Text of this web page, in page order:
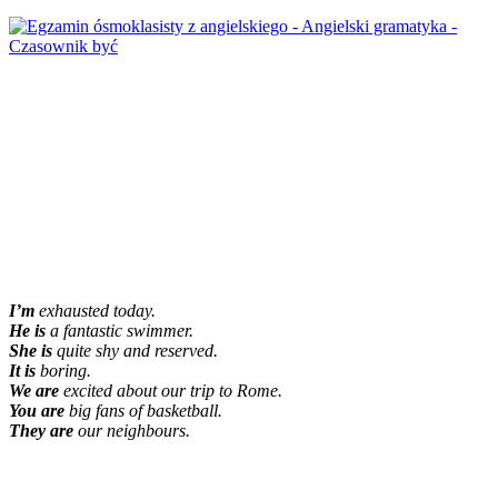
I’m exhausted today.
He is a fantastic swimmer.
She is quite shy and reserved.
It is boring.
We are excited about our trip to Rome.
You are big fans of basketball.
They are our neighbours.